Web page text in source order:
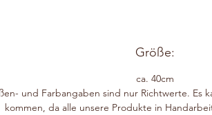
Größe:
ca. 40cm
und Farbangaben sind nur Richtwerte. Es
kommen, da alle unsere Produkte in